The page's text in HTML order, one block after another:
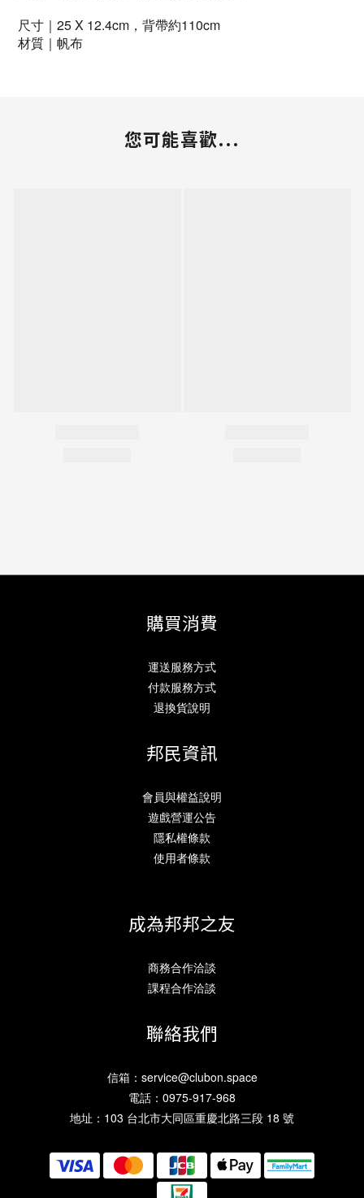
尺寸｜25 X 12.4cm，背帶約110cm
材質 ｜帆布
您可能喜歡...
購買消費
運送服務方式
付款服務方式
退換貨說明
邦民資訊
會員與權益說明
遊戲營運公告
隱私權條款
使用者條款
成為邦邦之友
商務合作洽談
課程合作洽談
聯絡我們
信箱： service@clubon.space
電話：0975-917-968
地址：103 台北市大同區重慶北路三段 18 號